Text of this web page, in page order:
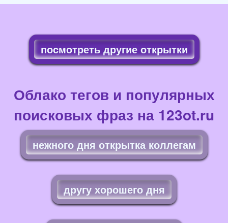
посмотреть другие открытки
Облако тегов и популярных
поисковых фраз на 123ot.ru
нежного дня открытка коллегам
другу хорошего дня